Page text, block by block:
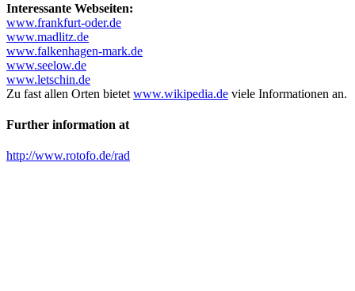
Interessante Webseiten:
www.frankfurt-oder.de
www.madlitz.de
www.falkenhagen-mark.de
www.seelow.de
www.letschin.de
Zu fast allen Orten bietet www.wikipedia.de viele Informationen an.
Further information at
http://www.rotofo.de/rad